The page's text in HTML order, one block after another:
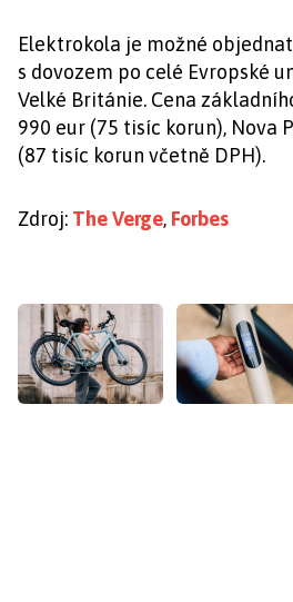
Elektrokola je možné
s dovozem po celé Evropské
Velké Británie. Cena
990 eur (75 tisíc korun), Nova
(87 tisíc korun včetně DPH).
Zdroj: The Verge, Forbes